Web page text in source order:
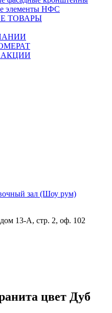
элементы НФС
ТОВАРЫ
зал (Шоу рум)
13-А, стр. 2, оф. 102
цвет Дуб